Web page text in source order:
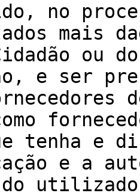
no
mais
ou
e ser
tenha e
e a